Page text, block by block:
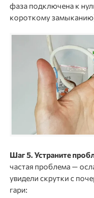
фаза подключена к
короткому
Шаг 5. Устраните
частая проблема —
увидели скрутки с
гари: